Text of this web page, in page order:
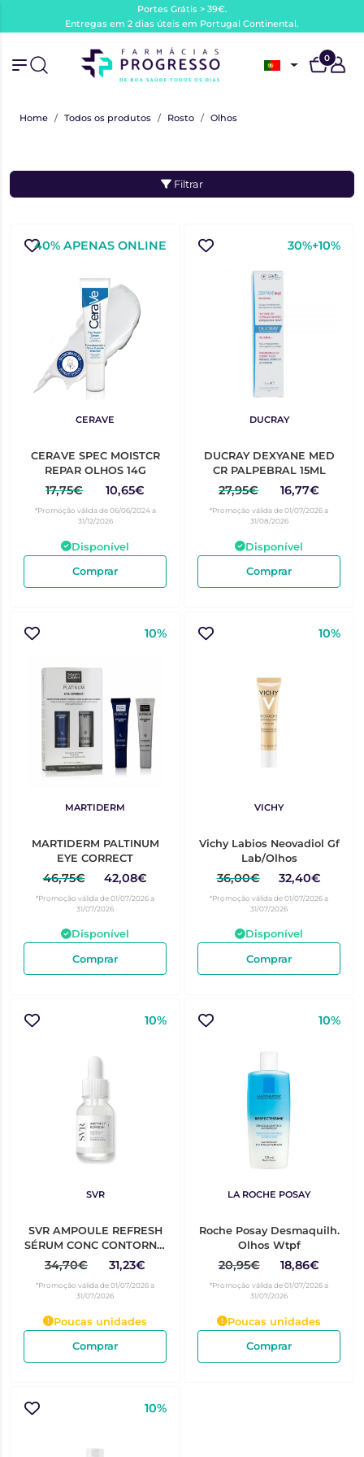
Portes Grátis > 39€.
Entregas em 2 dias úteis em Portugal Continental.
0
Home Todos os produtos Rosto Olhos
Filtrar
40% APENAS ONLINE
CERAVE
CERAVE SPEC MOISTCR
REPAR OLHOS 14G
17,75€ 10,65€
*Promoção válida de 06/06/2024 a
31/12/2026
Disponível
Comprar
30%+10%
DUCRAY
DUCRAY DEXYANE MED
CR PALPEBRAL 15ML
27,95€ 16,77€
*Promoção válida de 01/07/2026 a
31/08/2026
Disponível
Comprar
10%
MARTIDERM
MARTIDERM PALTINUM
EYE CORRECT
46,75€ 42,08€
*Promoção válida de 01/07/2026 a
31/07/2026
Disponível
Comprar
10%
VICHY
Vichy Labios Neovadiol Gf
Lab/Olhos
36,00€ 32,40€
*Promoção válida de 01/07/2026 a
31/07/2026
Disponível
Comprar
10%
SVR
SVR AMPOULE REFRESH
SÉRUM CONC CONTORNO
OLHOS 15ML
34,70€ 31,23€
*Promoção válida de 01/07/2026 a
31/07/2026
Poucas unidades
Comprar
10%
LA ROCHE POSAY
Roche Posay Desmaquilh.
Olhos Wtpf
20,95€ 18,86€
*Promoção válida de 01/07/2026 a
31/07/2026
Poucas unidades
Comprar
10%